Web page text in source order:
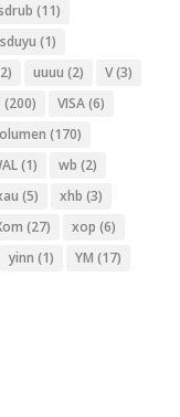
(11)
(1)
uuuu (2) V(3)
(200) VISA(6)
(170)
(1) wb (2)
(5) xhb (3)
(27) xop (6)
yinn (1) YM (17)